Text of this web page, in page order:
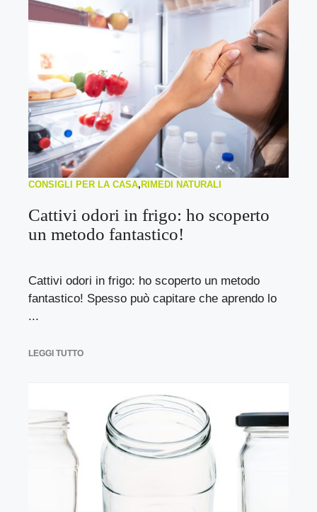
CONSIGLI PER LA CASA, RIMEDI NATURALI
Cattivi odori in frigo: ho scoperto
un metodo fantastico!
Cattivi odori in frigo: ho scoperto un metodo
fantastico! Spesso può capitare che aprendo lo
...
LEGGI TUTTO